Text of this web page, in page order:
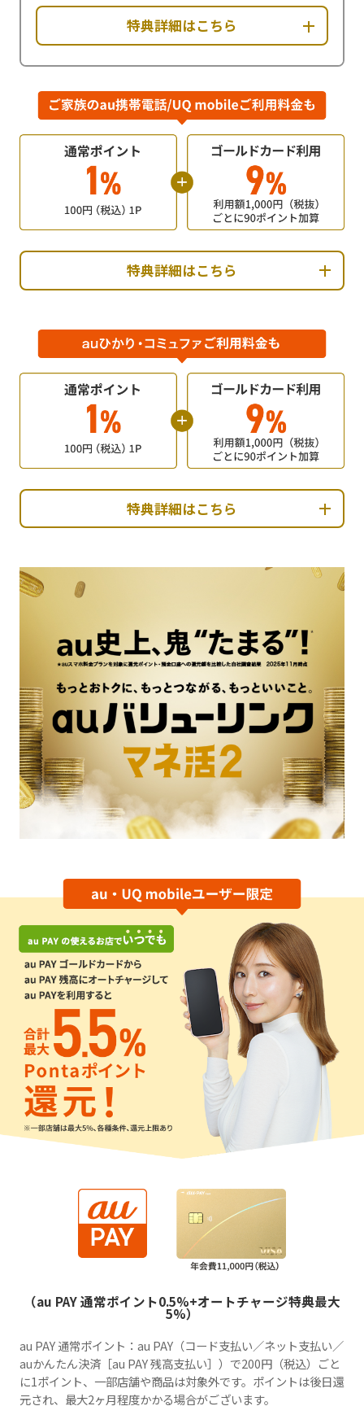
特典詳細はこちら
特典詳細はこちら
特典詳細はこちら
（au PAY 通常ポイント0.5%+オートチャージ特典最大
5%）
au PAY 通常ポイント：au PAY（コード支払い／ネット支払い／
auかんたん決済［au PAY 残高支払い］）で200円（税込）ごと
に1ポイント、一部店舗や商品は対象外です。ポイントは後日還
元され、最大2ヶ月程度かかる場合がございます。